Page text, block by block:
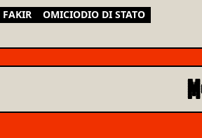
OMICIODIO DI STATO